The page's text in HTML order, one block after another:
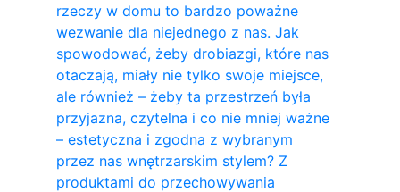
rzeczy w domu to bardzo poważne
wezwanie dla niejednego z nas. Jak
spowodować, żeby drobiazgi, które nas
otaczają, miały nie tylko swoje miejsce,
ale również – żeby ta przestrzeń była
przyjazna, czytelna i co nie mniej ważne
– estetyczna i zgodna z wybranym
przez nas wnętrzarskim stylem? Z
produktami do przechowywania